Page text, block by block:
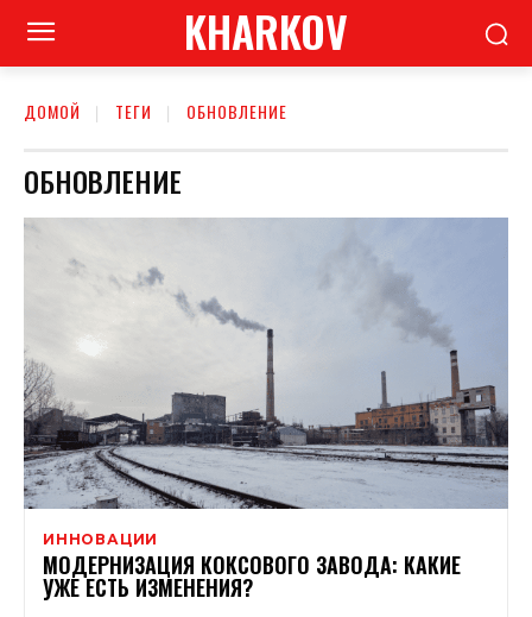
KHARKOV
ДОМОЙ ТЕГИ ОБНОВЛЕНИЕ
ОБНОВЛЕНИЕ
ИННОВАЦИИ
МОДЕРНИЗАЦИЯ КОКСОВОГО ЗАВОДА: КАКИЕ
УЖЕ ЕСТЬ ИЗМЕНЕНИЯ?